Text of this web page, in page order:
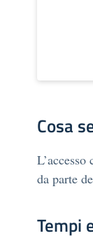
Cosa
da parte
Tempi